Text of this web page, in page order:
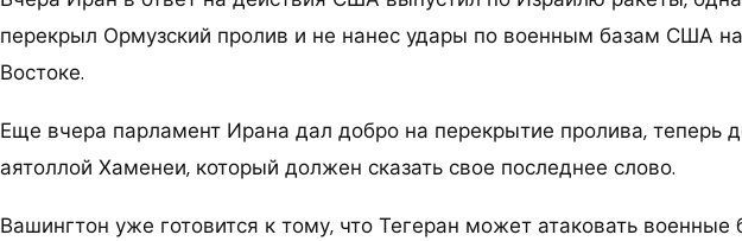
перекрыл Ормузский пролив и не нанес удары по военным базам США
Востоке.
Еще вчера парламент Ирана дал добро на перекрытие пролива, теперь
аятоллой Хаменеи, который должен сказать свое последнее слово.
Вашингтон уже готовится к тому, что Тегеран может атаковать военные